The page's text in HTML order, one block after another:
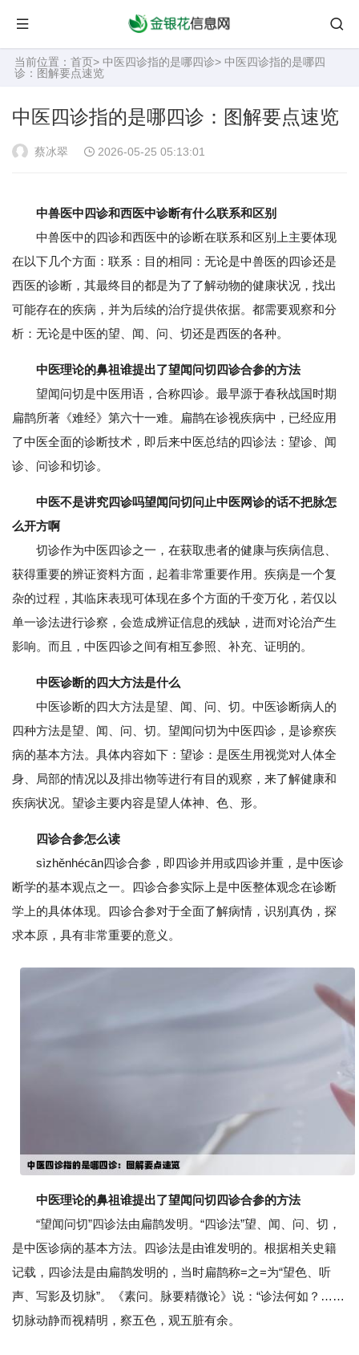
当前位置： 首页> 中医四诊指的是哪四诊> 中医四诊指的是哪四
诊：图解要点速览
中医四诊指的是哪四诊：图解要点速览
蔡冰翠 2026-05-25 05:13:01
中兽医中四诊和西医中诊断有什么联系和区别
中兽医中的四诊和西医中的诊断在联系和区别上主要体现
在以下几个方面：联系：目的相同：无论是中兽医的四诊还是
西医的诊断，其最终目的都是为了了解动物的健康状况，找出
可能存在的疾病，并为后续的治疗提供依据。都需要观察和分
析：无论是中医的望、闻、问、切还是西医的各种。
中医理论的鼻祖谁提出了望闻问切四诊合参的方法
望闻问切是中医用语，合称四诊。最早源于春秋战国时期
扁鹊所著《难经》第六十一难。扁鹊在诊视疾病中，已经应用
了中医全面的诊断技术，即后来中医总结的四诊法：望诊、闻
诊、问诊和切诊。
中医不是讲究四诊吗望闻问切问止中医网诊的话不把脉怎
么开方啊
切诊作为中医四诊之一，在获取患者的健康与疾病信息、
获得重要的辨证资料方面，起着非常重要作用。疾病是一个复
杂的过程，其临床表现可体现在多个方面的千变万化，若仅以
单一诊法进行诊察，会造成辨证信息的残缺，进而对论治产生
影响。而且，中医四诊之间有相互参照、补充、证明的。
中医诊断的四大方法是什么
中医诊断的四大方法是望、闻、问、切。中医诊断病人的
四种方法是望、闻、问、切。望闻问切为中医四诊，是诊察疾
病的基本方法。具体内容如下：望诊：是医生用视觉对人体全
身、局部的情况以及排出物等进行有目的观察，来了解健康和
疾病状况。望诊主要内容是望人体神、色、形。
四诊合参怎么读
sìzhěnhécān四诊合参，即四诊并用或四诊并重，是中医诊
断学的基本观点之一。四诊合参实际上是中医整体观念在诊断
学上的具体体现。四诊合参对于全面了解病情，识别真伪，探
求本原，具有非常重要的意义。
中医理论的鼻祖谁提出了望闻问切四诊合参的方法
“望闻问切”四诊法由扁鹊发明。“四诊法”望、闻、问、切，
是中医诊病的基本方法。四诊法是由谁发明的。根据相关史籍
记载，四诊法是由扁鹊发明的，当时扁鹊称=之=为“望色、听
声、写影及切脉”。《素问。脉要精微论》说：“诊法何如？……
切脉动静而视精明，察五色，观五脏有余。